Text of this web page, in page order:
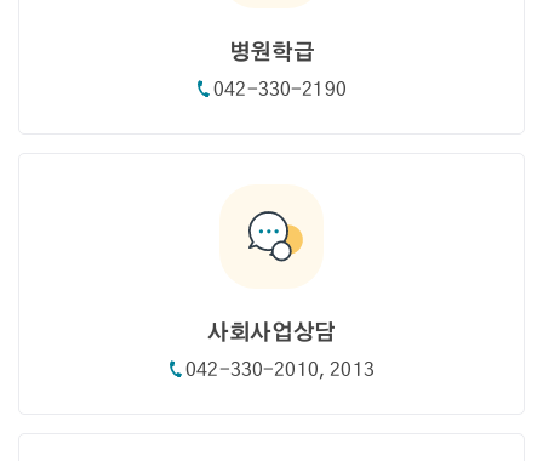
병원학급
042-330-2190
사회사업상담
042-330-2010, 2013